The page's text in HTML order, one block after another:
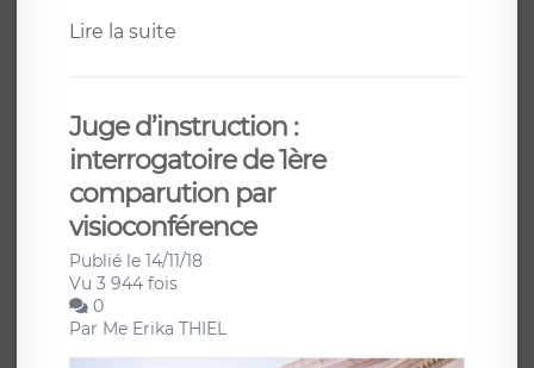
Lire la suite
Juge d’instruction :
interrogatoire de 1ère
comparution par
visioconférence
Publié le 14/11/18
Vu 3 944 fois
0
Par Me Erika THIEL